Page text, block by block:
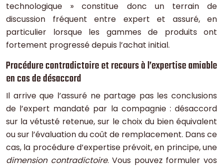
technologique » constitue donc un terrain de
discussion fréquent entre expert et assuré, en
particulier lorsque les gammes de produits ont
fortement progressé depuis l’achat initial.
Procédure contradictoire et recours à l’expertise amiable
en cas de désaccord
Il arrive que l’assuré ne partage pas les conclusions
de l’expert mandaté par la compagnie : désaccord
sur la vétusté retenue, sur le choix du bien équivalent
ou sur l’évaluation du coût de remplacement. Dans ce
cas, la procédure d’expertise prévoit, en principe, une
dimension contradictoire. Vous pouvez formuler vos